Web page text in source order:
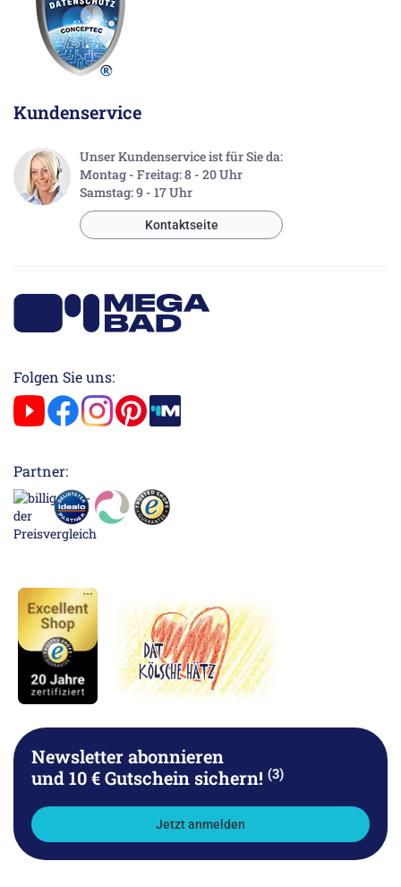
Kundenservice
Unser Kundenservice ist für Sie da:
Montag - Freitag: 8 - 20 Uhr
Samstag: 9 - 17 Uhr
Kontaktseite
Folgen Sie uns:
Partner:
Newsletter abonnieren
und 10 € Gutschein sichern! (3)
Jetzt anmelden